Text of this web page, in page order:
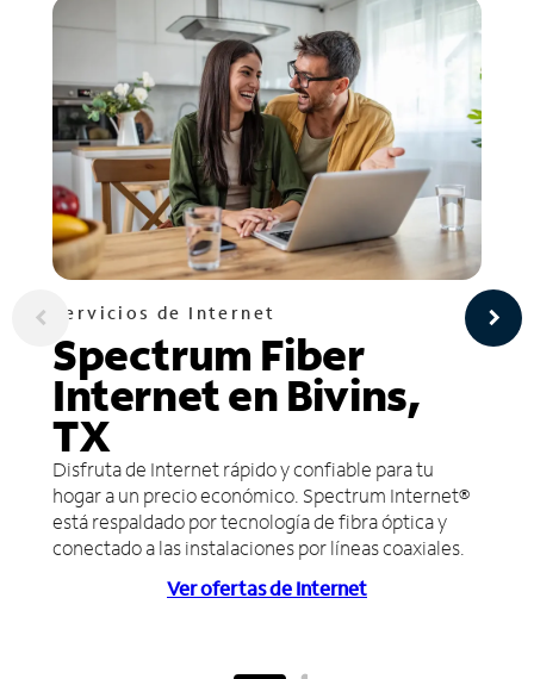
Servicios de Internet
Spectrum Fiber
Internet en Bivins,
TX
Disfruta de Internet rápido y confiable para tu
hogar a un precio económico. Spectrum Internet®
está respaldado por tecnología de fibra óptica y
conectado a las instalaciones por líneas coaxiales.
Ver ofertas de Internet